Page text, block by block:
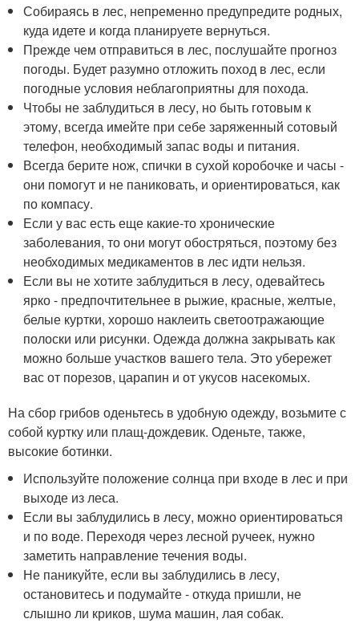
Собираясь в лес, непременно предупредите родных,
куда идете и когда планируете вернуться.
Прежде чем отправиться в лес, послушайте прогноз
погоды. Будет разумно отложить поход в лес, если
погодные условия неблагоприятны для похода.
Чтобы не заблудиться в лесу, но быть готовым к
этому, всегда имейте при себе заряженный сотовый
телефон, необходимый запас воды и питания.
Всегда берите нож, спички в сухой коробочке и часы -
они помогут и не паниковать, и ориентироваться, как
по компасу.
Если у вас есть еще какие-то хронические
заболевания, то они могут обостряться, поэтому без
необходимых медикаментов в лес идти нельзя.
Если вы не хотите заблудиться в лесу, одевайтесь
ярко - предпочтительнее в рыжие, красные, желтые,
белые куртки, хорошо наклеить светоотражающие
полоски или рисунки. Одежда должна закрывать как
можно больше участков вашего тела. Это убережет
вас от порезов, царапин и от укусов насекомых.
На сбор грибов оденьтесь в удобную одежду, возьмите с
собой куртку или плащ-дождевик. Оденьте, также,
высокие ботинки.
Используйте положение солнца при входе в лес и при
выходе из леса.
Если вы заблудились в лесу, можно ориентироваться
и по воде. Переходя через лесной ручеек, нужно
заметить направление течения воды.
Не паникуйте, если вы заблудились в лесу,
остановитесь и подумайте - откуда пришли, не
слышно ли криков, шума машин, лая собак.